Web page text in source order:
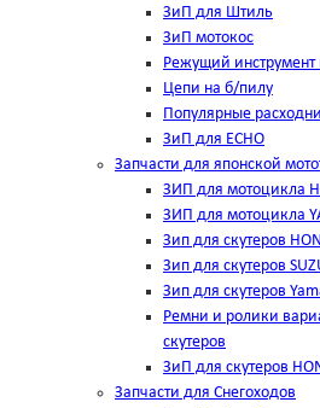
ЗиП для Штиль
ЗиП мотокос
Режущий
Цепи на б/пилу
Популярные
ЗиП для ЕСНО
Запчасти для японской
ЗИП для мотоцикла
ЗИП для мотоцикла
Зип для скутеров
Зип для скутеров
Зип для скутеров
Ремни и ролики
скутеров
ЗиП для скутеров
Запчасти для Снегоходов